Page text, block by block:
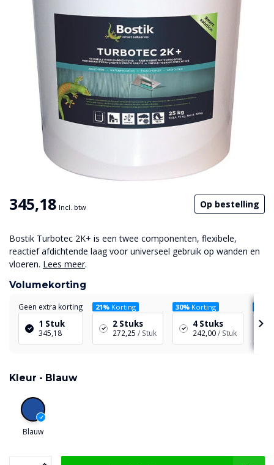
345,18 Incl. btw Op bestelling
Bostik Turbotec 2K+ is een twee componenten, flexibele,
reactief afdichtende laag voor universeel gebruik op wanden en
vloeren. Lees meer.
Volumekorting
Geen extra korting
1 Stuk
345,18
21% Korting
2 Stuks
272,25 / Stuk
30% Korting
4 Stuks
242,00/ Stuk
Kleur - Blauw
Blauw